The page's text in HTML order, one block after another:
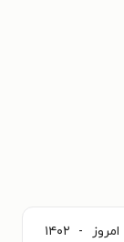
برای تجربه‌ای بهتر در دانلود کتاب وطن امروز - ۱۴۰۲